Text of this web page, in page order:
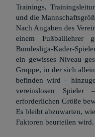
Trainings,
und die
Nach Angaben des
einem Fußballlehrer
Bundesliga-Kader-
ein gewisses Niveau
Gruppe, in der sich
befinden wird –
vereinslosen
erforderlichen Größe
Es bleibt abzuwarten,
Faktoren beurteilen wird.